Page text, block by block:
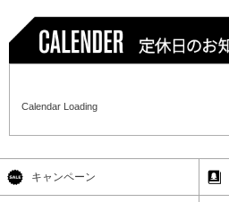
Calendar Loading
キャンペーン